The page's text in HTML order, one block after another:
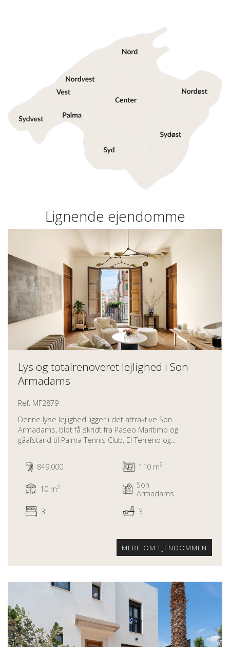
Lignende ejendomme
Lys og totalrenoveret lejlighed i Son
Armadams
Ref. MF2879
Denne lyse lejlighed ligger i det attraktive Son
Armadams, blot få skridt fra Paseo Marítimo og i
gåafstand til Palma Tennis Club, El Terreno og...
849.000 110 m2
10 m2
Son
Armadams
3
3
MERE OM EJENDOMMEN